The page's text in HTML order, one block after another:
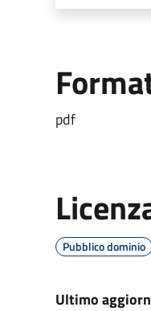
pdf
Pubblico dominio
Ultimo